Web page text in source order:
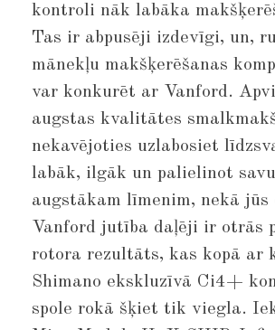
kontroli nāk labāka
Tas ir abpusēji izdevīgi, un,
mānekļu makšķerēšanas
var konkurēt ar Vanford.
augstas kvalitātes
nekavējoties uzlabosiet
labāk, ilgāk un palielinot
augstākam līmenim, nekā jūs
Vanford jutība daļēji ir otrās
rotora rezultāts, kas kopā ar
Shimano ekskluzīvā Ci4+
spole rokā šķiet tik viegla.